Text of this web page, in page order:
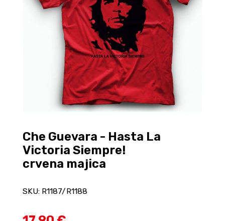
Che Guevara - Hasta La
Victoria Siempre!
crvena majica
SKU: R1187/R1188